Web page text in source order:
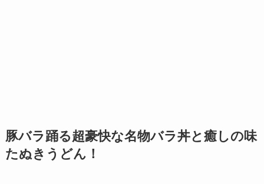
豚バラ踊る超豪快な名物バラ丼と癒しの味
たぬきうどん！